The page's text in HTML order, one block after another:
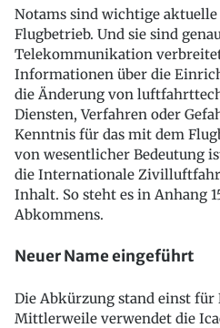
Notams sind wichtige
Flugbetrieb. Und sie sind
Telekommunikation
Informationen über die
die Änderung von
Diensten, Verfahren oder
Kenntnis für das mit dem
von wesentlicher Bedeutung
die Internationale
Inhalt. So steht es in Anhang
Abkommens.
Neuer Name eingeführt
Die Abkürzung stand einst
Mittlerweile verwendet die